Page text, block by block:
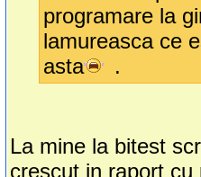
programare la
lamureasca ce
asta
.
La mine la bitest
crescut in raport cu